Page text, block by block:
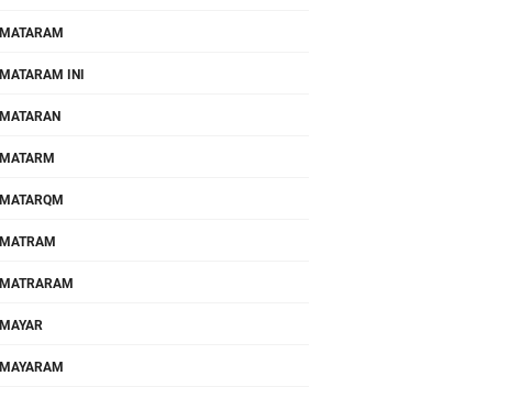
MATARAM
MATARAM INI
MATARAN
MATARM
MATARQM
MATRAM
MATRARAM
MAYAR
MAYARAM